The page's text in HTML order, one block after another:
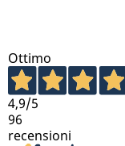
Ottimo
4,9/5
96
recensioni